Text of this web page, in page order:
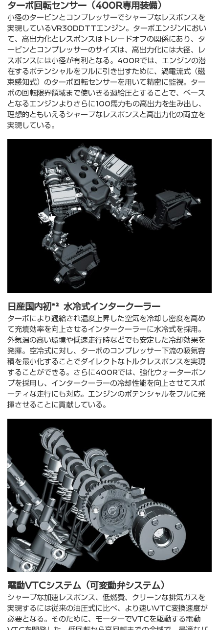
ターボ回転センサー（400R専⽤装備）
⼩径のタービンとコンプレッサーでシャープなレスポンスを
実現しているVR30DDTTエンジン。ターボエンジンにおい
て、⾼出⼒化とレスポンスはトレードオフの関係にあり、タ
ービンとコンプレッサーのサイズは、⾼出⼒化には⼤径、レ
スポンスには⼩径が有利となる。400Rでは、エンジンの潜
在するポテンシャルをフルに引き出すために、渦電流式（磁
束感知式）のターボ回転センサーを⽤いて精密に監視。ター
ボの回転限界領域まで使いきる過給圧とすることで、ベース
となるエンジンよりさらに100⾺⼒もの⾼出⼒を⽣み出し、
理想的ともいえるシャープなレスポンスと⾼出⼒化の両⽴を
実現している。
⽇産国内初*² ⽔冷式インタークーラー
ターボにより過給され温度上昇した空気を冷却し密度を⾼め
て充填効率を向上させるインタークーラーに⽔冷式を採⽤。
外気温の⾼い環境や低速⾛⾏時などでも安定した冷却効果を
発揮。空冷式に対し、ターボのコンプレッサー下流の吸気容
積を最⼩化することでダイレクトなトルクレスポンスを実現
することができる。さらに400Rでは、強化ウォーターポン
プを採⽤し、インタークーラーの冷却性能を向上させてスポ
ーティな⾛⾏にも対応。エンジンのポテンシャルをフルに発
揮させることに貢献している。
電動VTCシステム（可変動弁システム）
シャープな加速レスポンス、低燃費、クリーンな排気ガスを
実現するには従来の油圧式に⽐べ、より速いVTC変換速度が
必要となる。そのために、モーターでVTCを駆動する電動